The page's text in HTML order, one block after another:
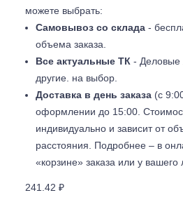
можете выбрать:
Самовывоз со склада -
объема заказа.
Все актуальные ТК -
другие. на выбор.
Доставка в день заказа (с
оформлении до 15:00.
индивидуально и зависит от
расстояния. Подробнее – в
«корзине» заказа или у вашего
241.42 ₽